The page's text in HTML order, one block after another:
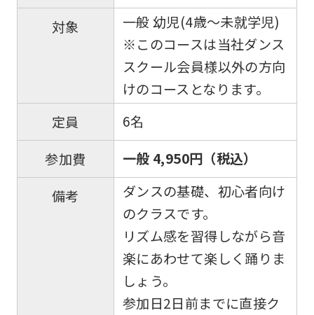
対象
一般 幼児(4歳～未就学児)
※このコースは当社ダンス
スクール会員様以外の方向
けのコースとなります。
定員
6名
参加費
一般 4,950円（税込）
備考
ダンスの基礎、初心者向け
のクラスです。
リズム感を習得しながら音
楽にあわせて楽しく踊りま
しょう。
参加日2日前までに直接ク